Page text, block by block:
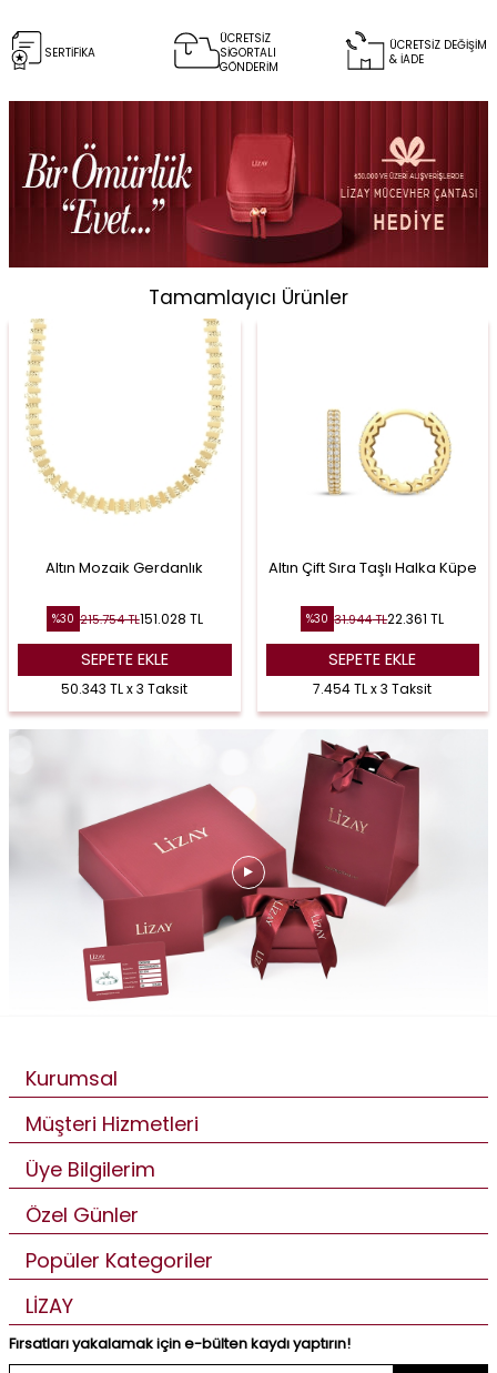
SERTİFİKA
ÜCRETSİZ
SİGORTALI
GÖNDERİM
ÜCRETSİZ DEĞİŞİM
& İADE
Tamamlayıcı Ürünler
Altın Mozaik Gerdanlık
%30 215.754TL151.028 TL
SEPETE EKLE
50.343 TL x 3 Taksit
Altın Çift Sıra Taşlı Halka Küpe
%30 31.944TL22.361 TL
SEPETE EKLE
7.454 TL x 3 Taksit
Kurumsal
Müşteri Hizmetleri
Üye Bilgilerim
Özel Günler
Popüler Kategoriler
LİZAY
Fırsatları yakalamak için e-bülten kaydı yaptırın!